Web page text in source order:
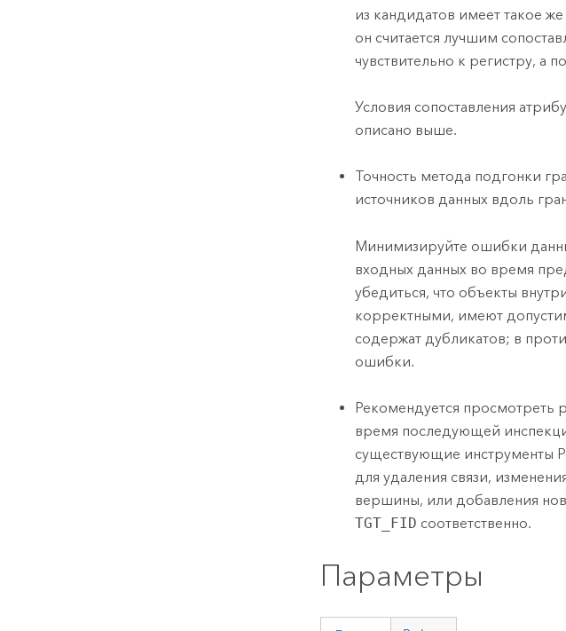
из кандидатов имеет такое же
он считается лучшим
чувствительно к регистру, а
Условия сопоставления
описано выше.
Точность метода подгонки
источников данных вдоль
Минимизируйте ошибки
входных данных во время
убедиться, что объекты
корректными, имеют
содержат дубликатов; в
ошибки.
Рекомендуется просмотреть
время последующей
существующие инструменты
для удаления связи,
вершины, или добавления
TGT_FID соответственно.
Параметры